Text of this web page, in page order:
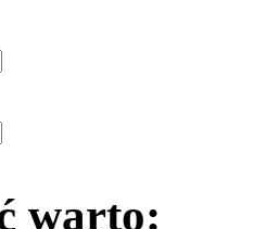
warto: